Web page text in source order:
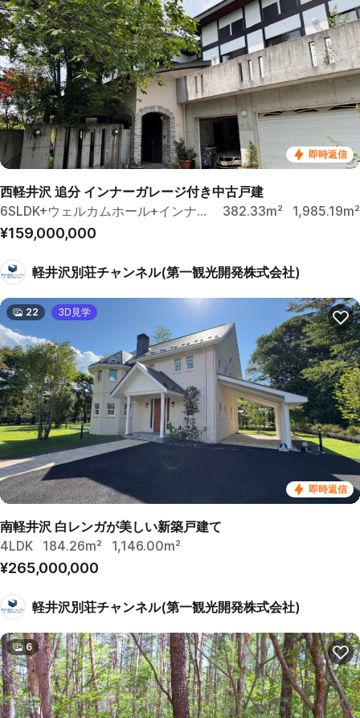
即時返信
西軽井沢 追分 インナーガレージ付き中古戸建
6SLDK+ウェルカムホール+インナーガレージ
382.33m² 1,985.19m²
¥159,000,000
軽井沢別荘チャンネル(第一観光開発株式会社)
即時返信
22 3D見学
南軽井沢 白レンガが美しい新築戸建て
4LDK
184.26m² 1,146.00m²
¥265,000,000
軽井沢別荘チャンネル(第一観光開発株式会社)
6